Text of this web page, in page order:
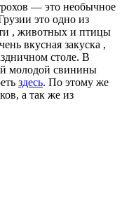
— это необычное
это одно из
, животных и птицы
вкусная закуска ,
столе. В
молодой свинины
здесь. По этому же
а так же из